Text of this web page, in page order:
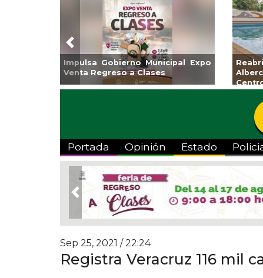
Guarniciones y banquetas para la
colonia El Mango en Pánuco
Previous
Portada Opinión Estado
Previous
Sep 25, 2021 / 22:24
Registra Veracruz 116 mil